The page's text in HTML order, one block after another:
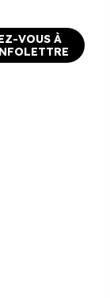
VOUS À